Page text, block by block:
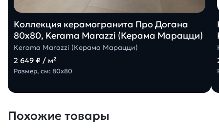
Коллекция керамогранита Про Догана
80х80, Kerama Marazzi (Керама Марацци)
Kerama Marazzi (Керама Марацци)
2 649 ₽ / м²
Размер, см: 80х80
Похожие товары